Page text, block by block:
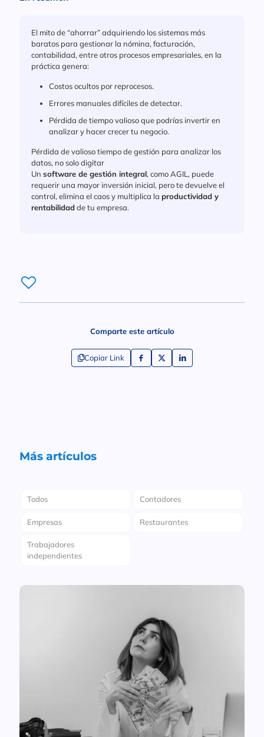
El mito de “ahorrar” adquiriendo los sistemas más
baratos para gestionar la nómina, facturación,
contabilidad, entre otros procesos empresariales, en la
práctica genera:
Costos ocultos por reprocesos.
Errores manuales difíciles de detectar.
Pérdida de tiempo valioso que podrías invertir en
analizar y hacer crecer tu negocio.
Pérdida de valioso tiempo de gestión para analizar los
datos, no solo digitar
Un software de gestión integral, como AGIL, puede
requerir una mayor inversión inicial, pero te devuelve el
control, elimina el caos y multiplica la productividad y
rentabilidadde tu empresa.
Comparte este artículo
Copiar Link
Más artículos
Todos Contadores
Empresas Restaurantes
Trabajadores
independientes